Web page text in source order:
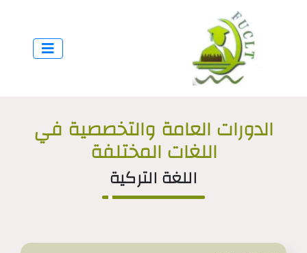
الدورات العامة والتخصصية في
اللغات المختلفة
اللغة التركية